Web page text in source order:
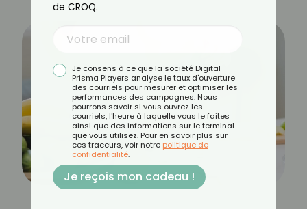
de CROQ.
Je consens à ce que la société Digital
Prisma Players analyse le taux d'ouverture
des courriels pour mesurer et optimiser les
performances des campagnes. Nous
pourrons savoir si vous ouvrez les
courriels, l'heure à laquelle vous le faites
ainsi que des informations sur le terminal
que vous utilisez. Pour en savoir plus sur
ces traceurs, voir notre politique de
confidentialité.
Je reçois mon cadeau !